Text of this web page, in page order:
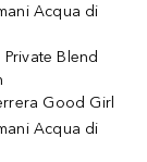
Acqua di
Private Blend
Good Girl
Acqua di